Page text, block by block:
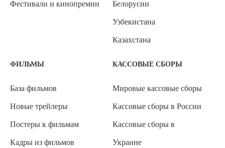
Фестивали и кинопремии Белорусии
Узбекистана
Казахстана
ФИЛЬМЫ
База фильмов
Новые трейлеры
Постеры к фильмам
Кадры из фильмов
КАССОВЫЕ СБОРЫ
Мировые кассовые сборы
Кассовые сборы в России
Кассовые сборы в
Украине